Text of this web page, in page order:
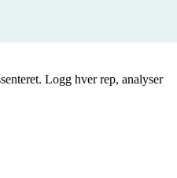
Logg hver rep, analyser